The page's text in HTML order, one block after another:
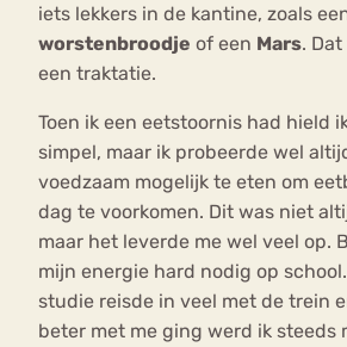
iets lekkers in de kantine, zoals
worstenbroodje of een Mars.
een traktatie.
Toen ik een eetstoornis had hield
simpel, maar ik probeerde wel
voedzaam mogelijk te eten om
dag te voorkomen. Dit was niet
maar het leverde me wel veel op.
mijn energie hard nodig op
studie reisde in veel met de trein
beter met me ging werd ik steeds